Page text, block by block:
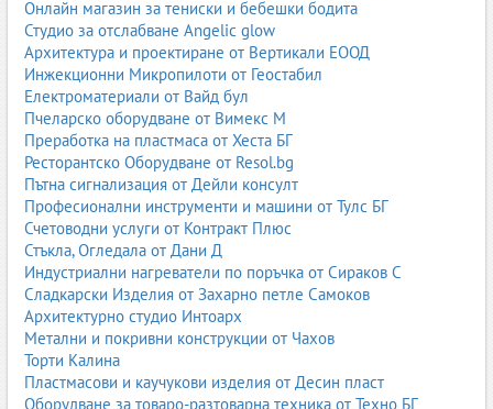
– кожата остава предпочитан материал за майстори и
занаятчии.
Производство и обработка
Дъбене
Дъбенето е процесът, който превръща суровата кожа в
устойчив материал. Използват се растителни, минерални и
синтетични дъбилни вещества. Видът на дъбенето влияе на
твърдостта, еластичността, устойчивостта и цвета.
Боядисване и финиширане
Кожите се боядисват в различни цветове и се обработват с
финишни покрития – матови, гланцови, релефни, метализирани.
Това определя крайния вид и устойчивостта на повърхността.
Импрегниране и защита
Импрегнирането предпазва кожата от влага, петна и
Онлайн магазин за тениски и бебешки бодита
Студио за отслабване Angelic glow
Архитектура и проектиране от Вертикали ЕООД
Инжекционни Микропилоти от Геостабил
Електроматериали от Вайд бул
Пчеларско оборудване от Вимекс М
Преработка на пластмаса от Хеста БГ
Ресторантско Оборудване от Resol.bg
Пътна сигнализация от Дейли консулт
Професионални инструменти и машини от Тулс БГ
Счетоводни услуги от Контракт Плюс
Стъкла, Огледала от Дани Д
Индустриални нагреватели по поръчка от Сираков С
Сладкарски Изделия от Захарно петле Самоков
Архитектурно студио Интоарх
Метални и покривни конструкции от Чахов
Торти Калина
Пластмасови и каучукови изделия от Десин пласт
Оборудване за товаро-разтоварна техника от Техно БГ